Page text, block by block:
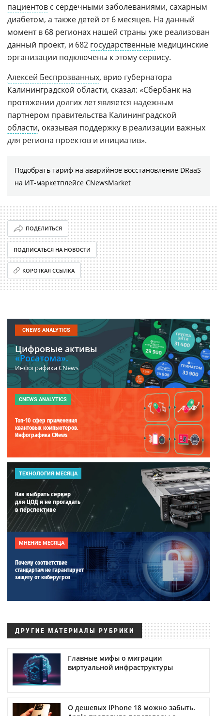
пациентов с сердечными заболеваниями, сахарным
диабетом, а также детей от 6 месяцев. На данный
момент в 68 регионах нашей страны уже реализован
данный проект, и 682 государственные медицинские
организации подключены к этому сервису.
Алексей Беспрозванных, врио губернатора
Калининградской области, сказал: «Сбербанк на
протяжении долгих лет является надежным
партнером правительства Калининградской
области, оказывая поддержку в реализации важных
для региона проектов и инициатив».
Подобрать тариф на аварийное восстановление DRaaS
на ИТ-маркетплейсе CNewsMarket
ПОДЕЛИТЬСЯ
ПОДПИСАТЬСЯ НА НОВОСТИ
КОРОТКАЯ ССЫЛКА
CNEWS ANALYTICS
Цифровые активы
«Росатома».
Инфографика CNews
CNEWS ANALYTICS
Топ-10 сфер применения
квантовых компьютеров.
Инфографика CNews
ТЕХНОЛОГИЯ МЕСЯЦА
Как выбрать сервер
для ЦОД и не прогадать
в перспективе
МНЕНИЕ МЕСЯЦА
Почему соответствие
стандартам не гарантирует
защиту от киберугроз
ДРУГИЕ МАТЕРИАЛЫ РУБРИКИ
Главные мифы о миграции
виртуальной инфраструктуры
О дешевых iPhone 18 можно забыть.